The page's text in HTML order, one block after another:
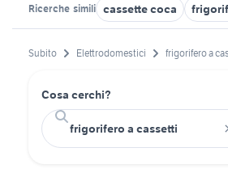
Ricerche simili cassette coca
Subito Elettrodomestici frigorifero a
Cosa cerchi?